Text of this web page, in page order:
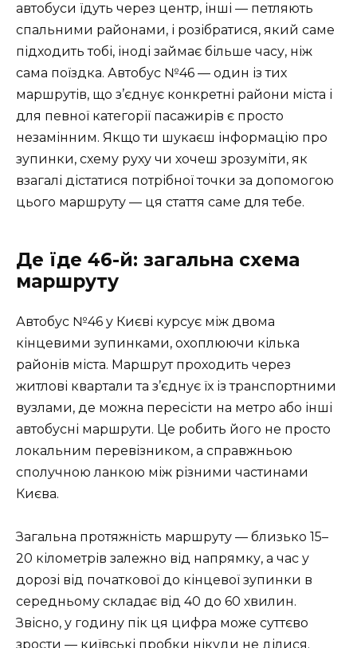
автобуси їдуть через центр, інші — петляють
спальними районами, і розібратися, який саме
підходить тобі, іноді займає більше часу, ніж
сама поїздка. Автобус №46 — один із тих
маршрутів, що з’єднує конкретні райони міста і
для певної категорії пасажирів є просто
незамінним. Якщо ти шукаєш інформацію про
зупинки, схему руху чи хочеш зрозуміти, як
взагалі дістатися потрібної точки за допомогою
цього маршруту — ця стаття саме для тебе.
Де їде 46-й: загальна схема
маршруту
Автобус №46 у Києві курсує між двома
кінцевими зупинками, охоплюючи кілька
районів міста. Маршрут проходить через
житлові квартали та з’єднує їх із транспортними
вузлами, де можна пересісти на метро або інші
автобусні маршрути. Це робить його не просто
локальним перевізником, а справжньою
сполучною ланкою між різними частинами
Києва.
Загальна протяжність маршруту — близько 15–
20 кілометрів залежно від напрямку, а час у
дорозі від початкової до кінцевої зупинки в
середньому складає від 40 до 60 хвилин.
Звісно, у годину пік ця цифра може суттєво
зрости — київські пробки нікуди не ділися.